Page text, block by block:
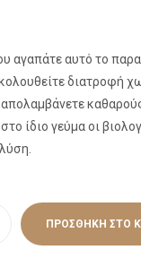
αγαπάτε αυτό το
διατροφή
απολαμβάνετε
ίδιο γεύμα οι
ΠΡΟΣΘΉΚΗ ΣΤΟ